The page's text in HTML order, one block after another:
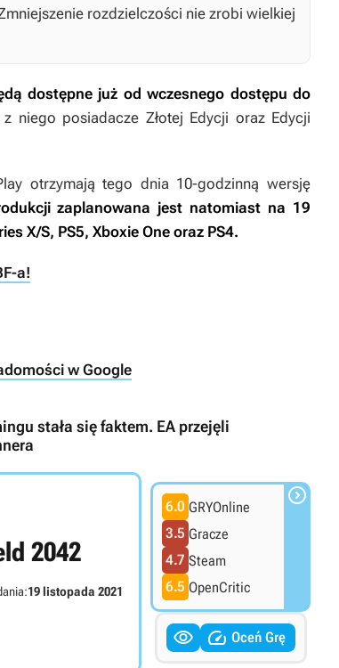
rozdzielczości nie zrobi wielkiej
dostępne już od wczesnego dostępu do
z niego posiadacze Złotej Edycji oraz Edycji
otrzymają tego dnia 10-godzinną wersję
zaplanowana jest natomiast na 19
X/S, PS5, Xboxie One oraz PS4.
a!
w Google
stała się faktem. EA przejęli
2042
19 listopada 2021
6.0 GRYOnline
3.5 Gracze
4.7 Steam
6.5 OpenCritic

  Oceń Grę